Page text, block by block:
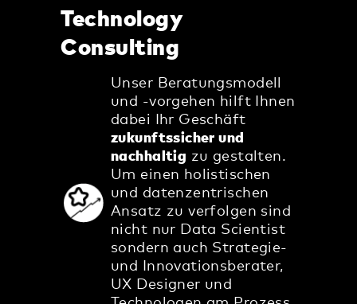
Technology
Consulting
Unser Beratungsmodell
und -vorgehen hilft Ihnen
dabei Ihr Geschäft
zukunftssicher und
nachhaltig zu gestalten.
Um einen holistischen
und datenzentrischen
Ansatz zu verfolgen sind
nicht nur Data Scientist
sondern auch Strategie-
und Innovationsberater,
UX Designer und